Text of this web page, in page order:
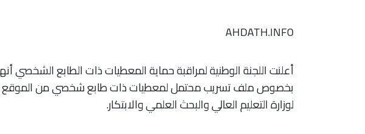
AHDATH.INFO
أعلنت اللجنة الوطنية لمراقبة حماية المعطيات ذات الطابع الشخصي
لوزارة التعليم العالي والبحث العلمي والابتكار.